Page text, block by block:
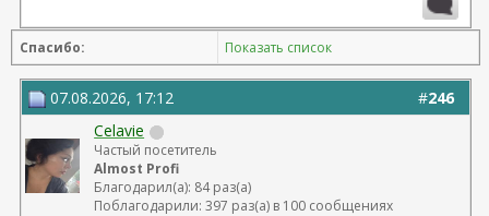
Спасибо: Показать список
#246
07.08.2026, 17:12
Celavie
Частый посетитель
Almost Profi
Благодарил(а): 84 раз(а)
Поблагодарили: 397 раз(а) в 100 сообщениях